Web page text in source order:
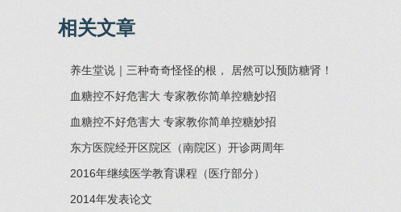
相关文章
养生堂说｜三种奇奇怪怪的根， 居然可以预防糖肾！
血糖控不好危害大 专家教你简单控糖妙招
血糖控不好危害大 专家教你简单控糖妙招
东方医院经开区院区（南院区）开诊两周年
2016年继续医学教育课程（医疗部分）
2014年发表论文